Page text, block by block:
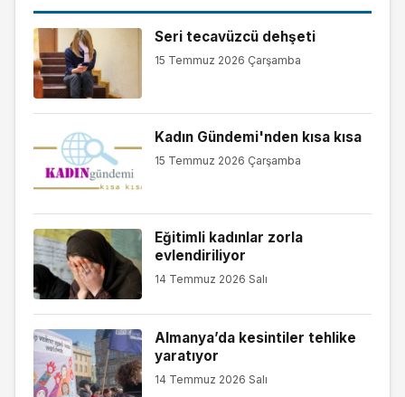
Seri tecavüzcü dehşeti
15 Temmuz 2026 Çarşamba
Kadın Gündemi'nden kısa kısa
15 Temmuz 2026 Çarşamba
Eğitimli kadınlar zorla
evlendiriliyor
14 Temmuz 2026 Salı
Almanya’da kesintiler tehlike
yaratıyor
14 Temmuz 2026 Salı